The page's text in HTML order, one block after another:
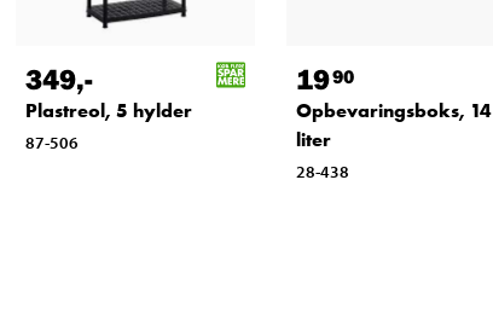
349,-
Plastreol, 5 hylder
87-506
1990
Opbevaringsboks, 14
liter
28-438